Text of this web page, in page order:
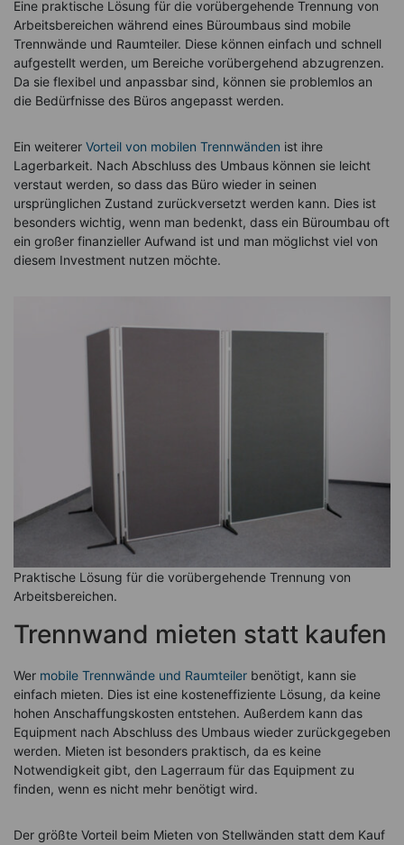
Eine praktische Lösung für die vorübergehende Trennung von
Arbeitsbereichen während eines Büroumbaus sind mobile
Trennwände und Raumteiler. Diese können einfach und schnell
aufgestellt werden, um Bereiche vorübergehend abzugrenzen.
Da sie flexibel und anpassbar sind, können sie problemlos an
die Bedürfnisse des Büros angepasst werden.
Ein weiterer Vorteil von mobilen Trennwänden ist ihre
Lagerbarkeit. Nach Abschluss des Umbaus können sie leicht
verstaut werden, so dass das Büro wieder in seinen
ursprünglichen Zustand zurückversetzt werden kann. Dies ist
besonders wichtig, wenn man bedenkt, dass ein Büroumbau oft
ein großer finanzieller Aufwand ist und man möglichst viel von
diesem Investment nutzen möchte.
Praktische Lösung für die vorübergehende Trennung von
Arbeitsbereichen.
Trennwand mieten statt kaufen
Wer mobile Trennwände und Raumteiler benötigt, kann sie
einfach mieten. Dies ist eine kosteneffiziente Lösung, da keine
hohen Anschaffungskosten entstehen. Außerdem kann das
Equipment nach Abschluss des Umbaus wieder zurückgegeben
werden. Mieten ist besonders praktisch, da es keine
Notwendigkeit gibt, den Lagerraum für das Equipment zu
finden, wenn es nicht mehr benötigt wird.
Der größte Vorteil beim Mieten von Stellwänden statt dem Kauf